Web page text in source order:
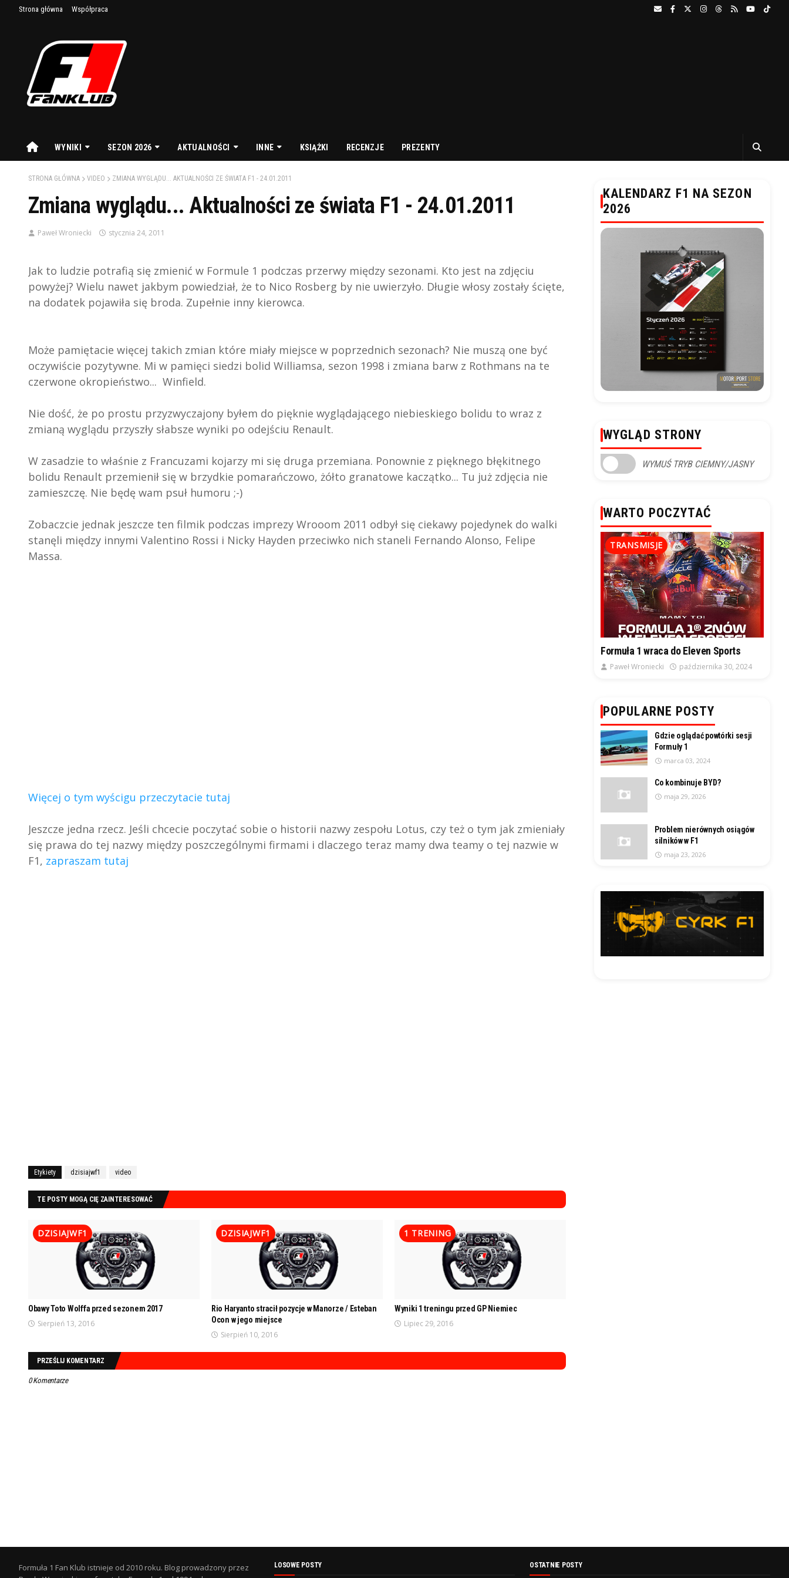
Strona główna Współpraca
WYNIKI SEZON 2026 AKTUALNOŚCI INNE KSIĄŻKI RECENZJE PREZENTY
STRONA GŁÓWNA VIDEO ZMIANA WYGLĄDU... AKTUALNOŚCI ZE ŚWIATA F1 - 24.01.2011
Zmiana wyglądu... Aktualności ze świata F1 - 24.01.2011
Paweł Wroniecki stycznia 24, 2011
Jak to ludzie potrafią się zmienić w Formule 1 podczas przerwy między sezonami. Kto jest na zdjęciu
powyżej? Wielu nawet jakbym powiedział, że to Nico Rosberg by nie uwierzyło. Długie włosy zostały ścięte,
na dodatek pojawiła się broda. Zupełnie inny kierowca.
Może pamiętacie więcej takich zmian które miały miejsce w poprzednich sezonach? Nie muszą one być
oczywiście pozytywne. Mi w pamięci siedzi bolid Williamsa, sezon 1998 i zmiana barw z Rothmans na te
czerwone okropieństwo... Winfield.
Nie dość, że po prostu przyzwyczajony byłem do pięknie wyglądającego niebieskiego bolidu to wraz z
zmianą wyglądu przyszły słabsze wyniki po odejściu Renault.
W zasadzie to właśnie z Francuzami kojarzy mi się druga przemiana. Ponownie z pięknego błękitnego
bolidu Renault przemienił się w brzydkie pomarańczowo, żółto granatowe kaczątko... Tu już zdjęcia nie
zamieszczę. Nie będę wam psuł humoru ;-)
Zobaczcie jednak jeszcze ten filmik podczas imprezy Wrooom 2011 odbył się ciekawy pojedynek do walki
stanęli między innymi Valentino Rossi i Nicky Hayden przeciwko nich staneli Fernando Alonso, Felipe
Massa.
Więcej o tym wyścigu przeczytacie tutaj
Jeszcze jedna rzecz. Jeśli chcecie poczytać sobie o historii nazwy zespołu Lotus, czy też o tym jak zmieniały
się prawa do tej nazwy między poszczególnymi firmami i dlaczego teraz mamy dwa teamy o tej nazwie w
F1, zapraszam tutaj
Etykiety dzisiajwf1 video
TE POSTY MOGĄ CIĘ ZAINTERESOWAĆ
DZISIAJWF1
Obawy Toto Wolffa przed sezonem 2017
Sierpień 13, 2016
DZISIAJWF1
Rio Haryanto stracił pozycje w Manorze / Esteban
Ocon w jego miejsce
Sierpień 10, 2016
1 TRENING
Wyniki 1 treningu przed GP Niemiec
Lipiec 29, 2016
PRZEŚLIJ KOMENTARZ
0 Komentarze
KALENDARZ F1 NA SEZON
2026
WYGLĄD STRONY
WYMUŚ TRYB CIEMNY/JASNY
WARTO POCZYTAĆ
TRANSMISJE
Formuła 1 wraca do Eleven Sports
Paweł Wroniecki października 30, 2024
POPULARNE POSTY
Gdzie oglądać powtórki sesji
Formuły 1
marca 03, 2024
Co kombinuje BYD?
maja 29, 2026
Problem nierównych osiągów
silników w F1
maja 23, 2026
Formuła 1 Fan Klub istnieje od 2010 roku. Blog prowadzony przez
LOSOWE POSTY OSTATNIE POSTY